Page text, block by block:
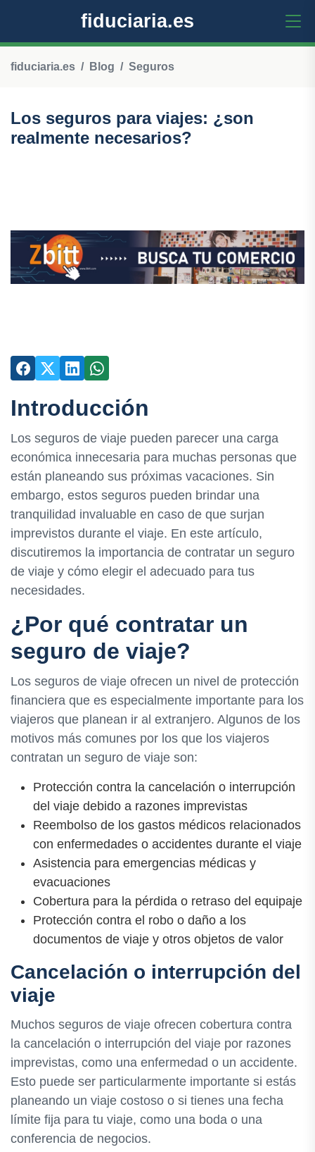
fiduciaria.es
fiduciaria.es Blog Seguros
Los seguros para viajes: ¿son
realmente necesarios?
Introducción
Los seguros de viaje pueden parecer una carga
económica innecesaria para muchas personas que
están planeando sus próximas vacaciones. Sin
embargo, estos seguros pueden brindar una
tranquilidad invaluable en caso de que surjan
imprevistos durante el viaje. En este artículo,
discutiremos la importancia de contratar un seguro
de viaje y cómo elegir el adecuado para tus
necesidades.
¿Por qué contratar un
seguro de viaje?
Los seguros de viaje ofrecen un nivel de protección
financiera que es especialmente importante para los
viajeros que planean ir al extranjero. Algunos de los
motivos más comunes por los que los viajeros
contratan un seguro de viaje son:
Protección contra la cancelación o interrupción
del viaje debido a razones imprevistas
Reembolso de los gastos médicos relacionados
con enfermedades o accidentes durante el viaje
Asistencia para emergencias médicas y
evacuaciones
Cobertura para la pérdida o retraso del equipaje
Protección contra el robo o daño a los
documentos de viaje y otros objetos de valor
Cancelación o interrupción del
viaje
Muchos seguros de viaje ofrecen cobertura contra
la cancelación o interrupción del viaje por razones
imprevistas, como una enfermedad o un accidente.
Esto puede ser particularmente importante si estás
planeando un viaje costoso o si tienes una fecha
límite fija para tu viaje, como una boda o una
conferencia de negocios.